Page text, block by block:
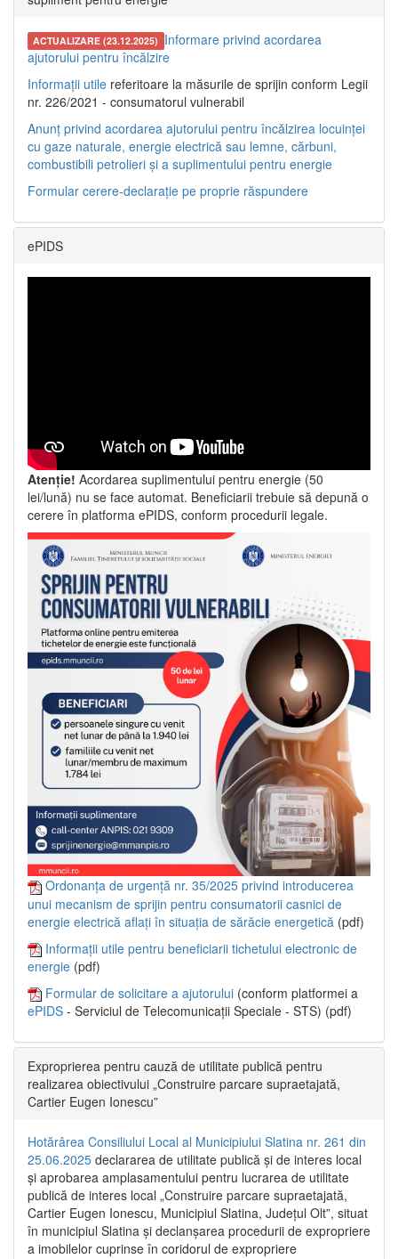
ACTUALIZARE (23.12.2025) Informare privind acordarea
ajutorului pentru încălzire
Informații utile referitoare la măsurile de sprijin conform Legii
nr. 226/2021 - consumatorul vulnerabil
Anunț privind acordarea ajutorului pentru încălzirea locuinței
cu gaze naturale, energie electrică sau lemne, cărbuni,
combustibili petrolieri și a suplimentului pentru energie
Formular cerere-declarație pe proprie răspundere
ePIDS
Atenție! Acordarea suplimentului pentru energie (50
lei/lună) nu se face automat. Beneficiarii trebuie să depună o
cerere în platforma ePIDS, conform procedurii legale.
Ordonanța de urgență nr. 35/2025 privind introducerea
unui mecanism de sprijin pentru consumatorii casnici de
energie electrică aflați în situația de sărăcie energetică (pdf)
Informații utile pentru beneficiarii tichetului electronic de
energie (pdf)
Formular de solicitare a ajutorului (conform platformei a
ePIDS - Serviciul de Telecomunicații Speciale - STS) (pdf)
Exproprierea pentru cauză de utilitate publică pentru
realizarea obiectivului „Construire parcare supraetajată,
Cartier Eugen Ionescu”
Hotărârea Consiliului Local al Municipiului Slatina nr. 261 din
25.06.2025 declararea de utilitate publică și de interes local
și aprobarea amplasamentului pentru lucrarea de utilitate
publică de interes local „Construire parcare supraetajată,
Cartier Eugen Ionescu, Municipiul Slatina, Județul Olt”, situat
în municipiul Slatina și declanșarea procedurii de expropriere
a imobilelor cuprinse în coridorul de expropriere